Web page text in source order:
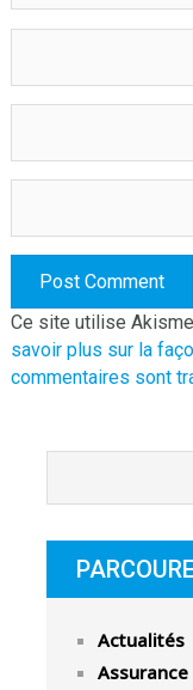
Ce site utilise
savoir plus sur la
commentaires sont
Actualités
Assurance